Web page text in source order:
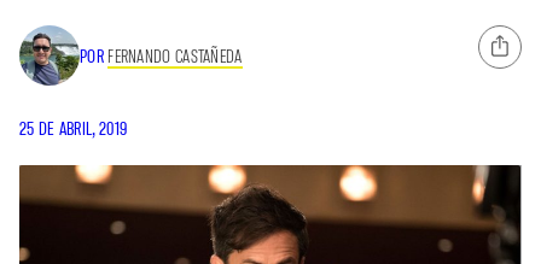
POR FERNANDO CASTAÑEDA
25 DE ABRIL, 2019